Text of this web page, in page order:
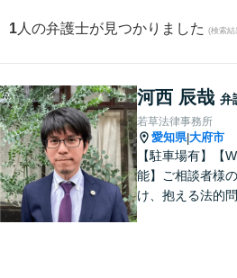
1 人の弁護士が見つかりました (検索結
河西 辰哉 弁
若草法律事務所
愛知県|大府市
【駐車場有】【
能】ご相談者様
け、抱える法的